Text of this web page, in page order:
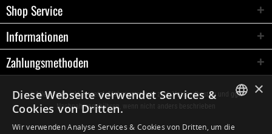
Shop Service
Informationen
Zahlungsmethoden
* Alle Preise inkl. gesetzl. Mehrwertsteuer zzgl.Versandkostenund ggf.
Nachnahmegebühren, wenn nicht anders beschrieben
×
Diese Webseite verwendet Services &
Cookies von Dritten.
Wir verwenden Analyse Services & Cookies von Dritten, um die